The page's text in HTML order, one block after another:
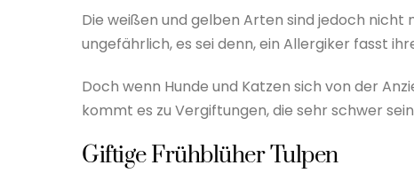
Die weißen und gelben Arten sind jedoch nicht
ungefährlich, es sei denn, ein Allergiker fasst
Doch wenn Hunde und Katzen sich von der
kommt es zu Vergiftungen, die sehr schwer
Giftige Frühblüher Tulpen